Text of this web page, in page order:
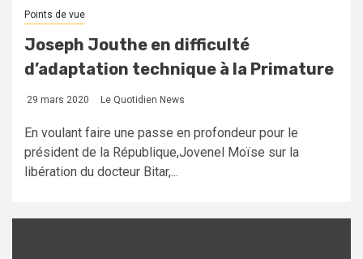
Points de vue
Joseph Jouthe en difficulté
d’adaptation technique à la Primature
29 mars 2020 Le Quotidien News
En voulant faire une passe en profondeur pour le
président de la République,Jovenel Moïse sur la
libération du docteur Bitar,...